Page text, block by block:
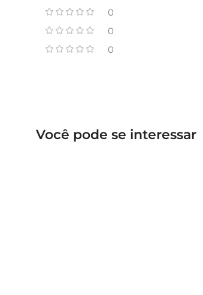
0
0
0
Você pode se interessar